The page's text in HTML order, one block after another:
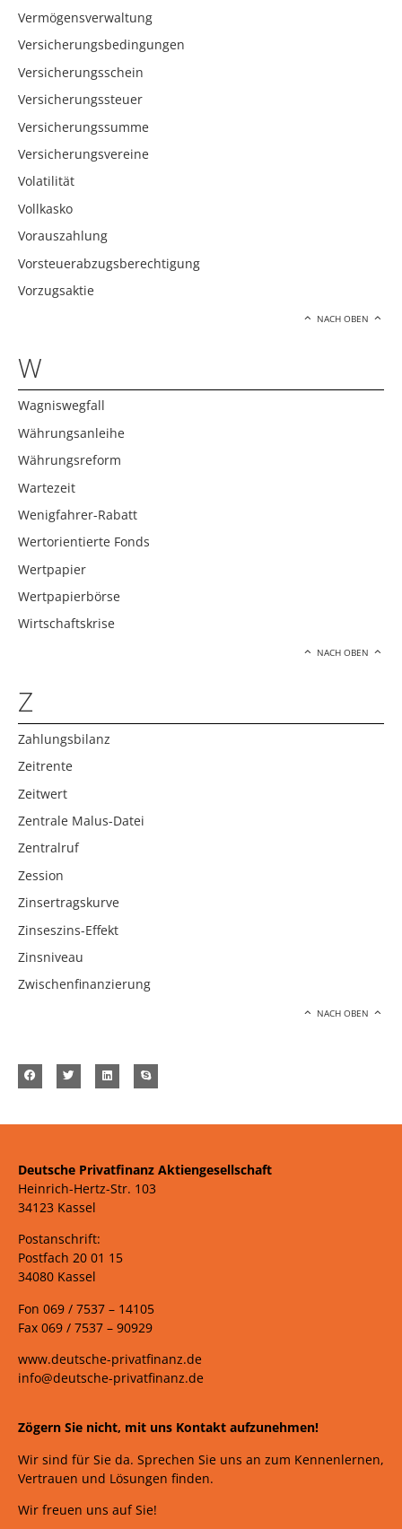
Vermögensverwaltung
Versicherungsbedingungen
Versicherungsschein
Versicherungssteuer
Versicherungssumme
Versicherungsvereine
Volatilität
Vollkasko
Vorauszahlung
Vorsteuerabzugsberechtigung
Vorzugsaktie
NACH OBEN
W
Wagniswegfall
Währungsanleihe
Währungsreform
Wartezeit
Wenigfahrer-Rabatt
Wertorientierte Fonds
Wertpapier
Wertpapierbörse
Wirtschaftskrise
NACH OBEN
Z
Zahlungsbilanz
Zeitrente
Zeitwert
Zentrale Malus-Datei
Zentralruf
Zession
Zinsertragskurve
Zinseszins-Effekt
Zinsniveau
Zwischenfinanzierung
NACH OBEN
Deutsche Privatfinanz Aktiengesellschaft
Heinrich-Hertz-Str. 103
34123 Kassel
Postanschrift:
Postfach 20 01 15
34080 Kassel
Fon 069 / 7537 – 14105
Fax 069 / 7537 – 90929
www.deutsche-privatfinanz.de
info@deutsche-privatfinanz.de
Zögern Sie nicht, mit uns Kontakt aufzunehmen!
Wir sind für Sie da. Sprechen Sie uns an zum Kennenlernen,
Vertrauen und Lösungen finden.
Wir freuen uns auf Sie!